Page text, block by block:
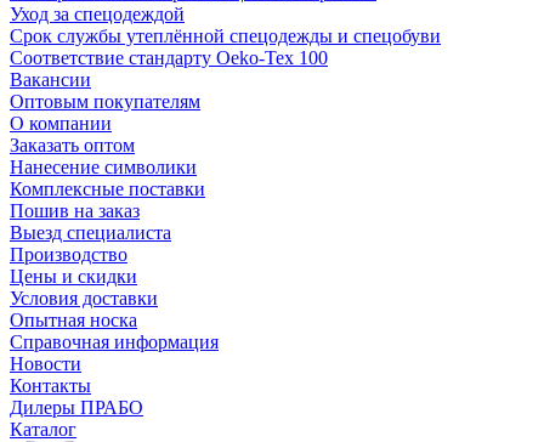
Уход за спецодеждой
Срок службы утеплённой спецодежды и спецобуви
Соответствие стандарту Oeko-Tex 100
Вакансии
Оптовым покупателям
О компании
Заказать оптом
Нанесение символики
Комплексные поставки
Пошив на заказ
Выезд специалиста
Производство
Цены и скидки
Условия доставки
Опытная носка
Справочная информация
Новости
Контакты
Дилеры ПРАБО
Каталог